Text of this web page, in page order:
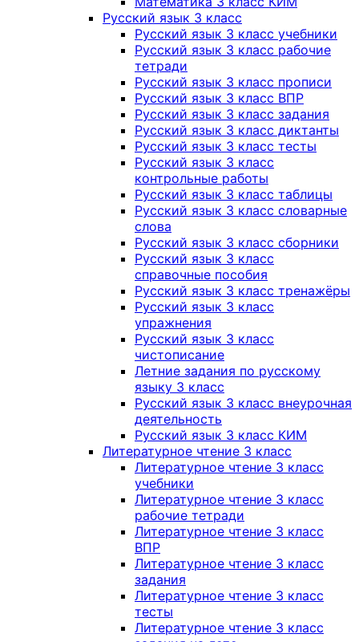
Русский язык 3 класс
Русский язык 3 класс учебники
Русский язык 3 класс рабочие
тетради
Русский язык 3 класс прописи
Русский язык 3 класс ВПР
Русский язык 3 класс задания
Русский язык 3 класс диктанты
Русский язык 3 класс тесты
Русский язык 3 класс
контрольные работы
Русский язык 3 класс таблицы
Русский язык 3 класс словарные
слова
Русский язык 3 класс сборники
Русский язык 3 класс
справочные пособия
Русский язык 3 класс тренажёры
Русский язык 3 класс
упражнения
Русский язык 3 класс
чистописание
Летние задания по русскому
языку 3 класс
Русский язык 3 класс внеурочная
деятельность
Русский язык 3 класс КИМ
Литературное чтение 3 класс
Литературное чтение 3 класс
учебники
Литературное чтение 3 класс
рабочие тетради
Литературное чтение 3 класс
ВПР
Литературное чтение 3 класс
задания
Литературное чтение 3 класс
тесты
Литературное чтение 3 класс